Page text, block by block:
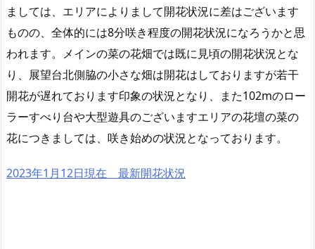
ましては、エリアによりまして開花状況に差はございます
ものの、全体的には8分咲き程度の開花状況になろうかと思
われます。メインの菜の花畑では既に見頃の開花状況とな
り、展望台北側脇の小さな畑は開花はしておりますが若干
開花が遅れております印象の状況となり、また102mのロー
ラーすべり台や大型遊具のございますエリアの花壇の菜の
花につきましては、咲き始めの状況となっております。
2023年1月12日現在 最新開花状況